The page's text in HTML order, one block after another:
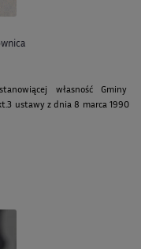
własność Gminy
z dnia 8 marca 1990